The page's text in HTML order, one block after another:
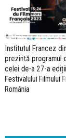
Institutul Francez
prezintă programul
celei de-a 27-a
Festivalului Filmului
România